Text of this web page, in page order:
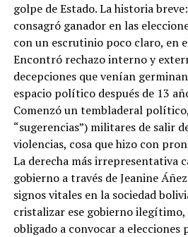
golpe de Estado. La historia
consagró ganador en las
con un escrutinio poco claro, en
Encontró rechazo interno y
decepciones que venían
espacio político después de 13
Comenzó un tembladeral
“sugerencias”) militares de salir
violencias, cosa que hizo con
La derecha más irrepresentativa
gobierno a través de Jeanine
signos vitales en la sociedad
cristalizar ese gobierno
obligado a convocar a elecciones